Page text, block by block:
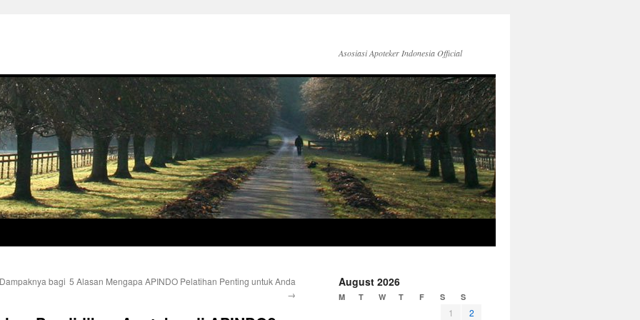
Asosiasi Apoteker Indonesia Official
bagi 5 Alasan Mengapa APINDO Pelatihan Penting untuk Anda
→
August 2026
M T W T F S S
1
2